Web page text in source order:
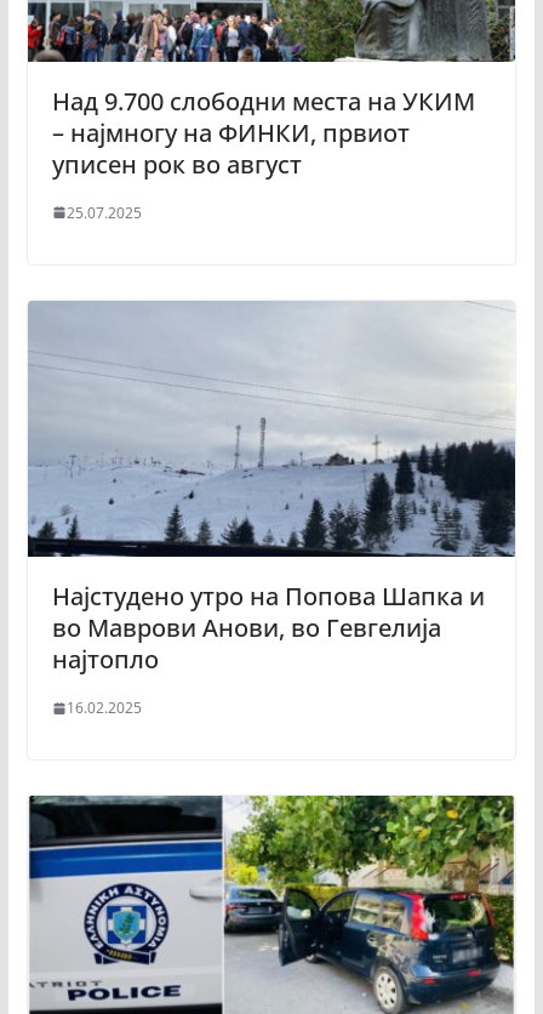
Над 9.700 слободни места на УКИМ
– најмногу на ФИНКИ, првиот
уписен рок во август
25.07.2025
Најстудено утро на Попова Шапка и
во Маврови Анови, во Гевгелија
најтопло
16.02.2025